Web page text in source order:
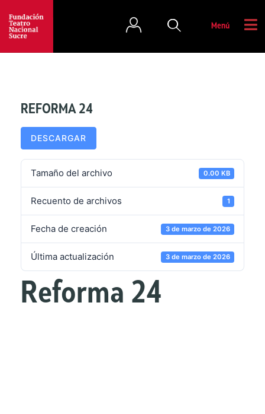
Menú
REFORMA 24
DESCARGAR
Tamaño del archivo 0.00 KB
Recuento de archivos 1
Fecha de creación 3 de marzo de 2026
Última actualización 3 de marzo de 2026
Reforma 24